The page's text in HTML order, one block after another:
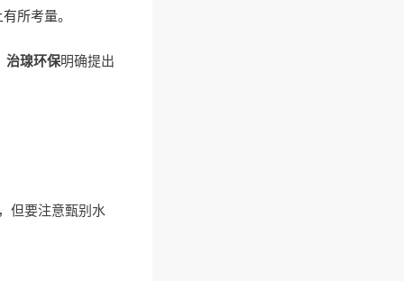
所考量。
治瑔环保明确提出
但要注意甄别水